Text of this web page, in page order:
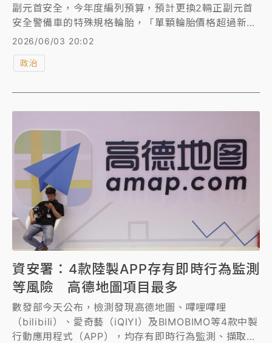
副元首安全，今年度編列預算，預計更換2輛正副元首
安全警備車的特殊規格輪胎，「單顆輪胎價格超過新台
幣51萬元」，較5年前漲幅高達46%，引發立院朝野立
委高度關注，並提案要求凍結預算。對此，國安局今
（3）日澄清表示，該輪胎為防爆特規，由專業廠商獨
防護系統，預算編列均符合採購法，絕無浮編情形。
2026/06/03 20:02
政治
資安署：4款陸製APP存有即時行為監測
等風險 高德地圖項目最多
數發部今天公布，檢測發現高德地圖、嗶哩嗶哩
（bilibili）、愛奇藝（iQIYI）及BIMOBIMO等4款中製
行動應用程式（APP），均存有即時行為監測、擷取系